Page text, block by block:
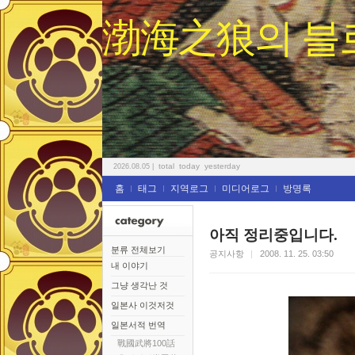
渤海之狼의 블
2026.08.05 total today yesterday
홈 태그 지역로그 미디어로그 방명록
분류 전체보기
내 이야기
그냥 생각난 것
일본사 이것저것
일본서적 번역
戰國武將100話
아직 정리중입니다.
공지사항 2008. 11. 25. 03:50